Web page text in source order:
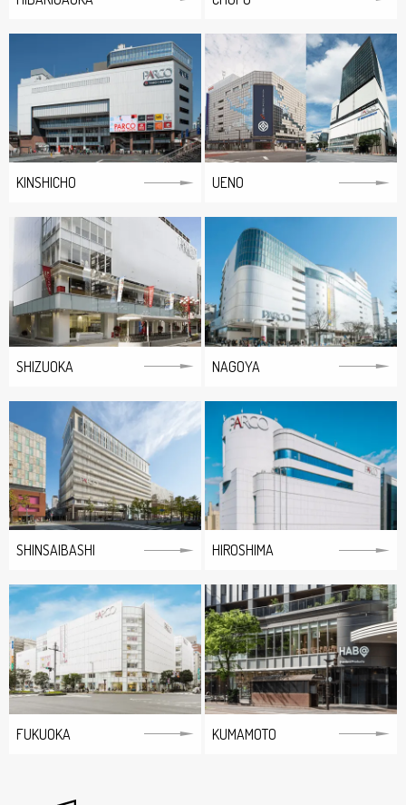
KINSHICHO UENO
SHIZUOKA NAGOYA
SHINSAIBASHI HIROSHIMA
FUKUOKA KUMAMOTO